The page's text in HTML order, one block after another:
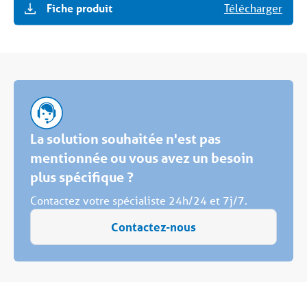
Fiche produit Télécharger
La solution souhaitée n'est pas
mentionnée ou vous avez un besoin
plus spécifique ?
Contactez votre spécialiste 24h/24 et 7j/7.
Contactez-nous